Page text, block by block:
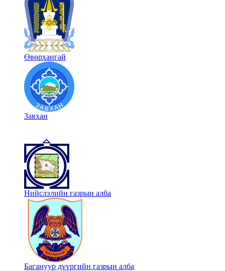
Өвөрхангай
Завхан
Нийслэлийн газрын алба
Багануур дүүргийн газрын алба